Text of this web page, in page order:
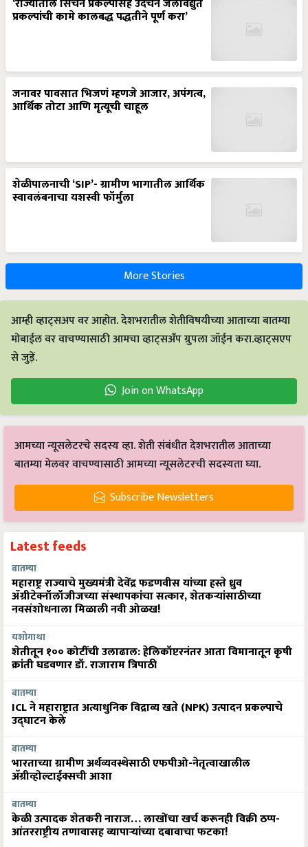
प्रकल्पांची कामे कालबद्ध पद्धतीने पूर्ण करा’
जनावर पावसात भिजणं म्हणजे आजार, अपंगत्व,
आर्थिक तोटा आणि मृत्यूची चाहूल
शेळीपालनाची ‘SIP’- ग्रामीण भागातील आर्थिक
स्वावलंबनाचा यशस्वी फॉर्मुला
More Stories
आम्ही व्हाट्सअप वर आहोत. देशभरातील शेतीविषयीच्या आताच्या बातम्या
मोबाईल वर वाचण्यासाठी आमचा व्हाट्सअँप ग्रुपला जॉईन करा.व्हाट्सएप
से जुड़ें.
Join on WhatsApp
आमच्या न्यूसलेटरचे सदस्य व्हा. शेती संबंधीत देशभरातील आताच्या
बातम्या मेलवर वाचण्यासाठी आमच्या न्यूसलेटरची सदस्यता घ्या.
Subscribe Newsletters
Latest feeds
बातम्या
महाराष्ट्र राज्याचे मुख्यमंत्री देवेंद्र फडणवीस यांच्या हस्ते ध्रुव
ॲग्रीटेक्नॉलॉजीजच्या संस्थापकांचा सत्कार, शेतकऱ्यांसाठीच्या
नवसंशोधनाला मिळाली नवी ओळख!
यशोगाथा
शेतीतून १०० कोटींची उलाढाल: हेलिकॉप्टरनंतर आता विमानातून कृषी
क्रांती घडवणार डॉ. राजाराम त्रिपाठी
बातम्या
ICL ने महाराष्ट्रात अत्याधुनिक विद्राव्य खते (NPK) उत्पादन प्रकल्पाचे
उद्घाटन केले
बातम्या
भारताच्या ग्रामीण अर्थव्यवस्थेसाठी एफपीओ-नेतृत्वाखालील
अ‍ॅग्रीव्होल्टाईक्सची आशा
बातम्या
केळी उत्पादक शेतकरी नाराज… लाखोंचा खर्च करूनही विक्री ठप्प-
आंतरराष्ट्रीय तणावासह व्यापाऱ्यांच्या दबावाचा फटका!